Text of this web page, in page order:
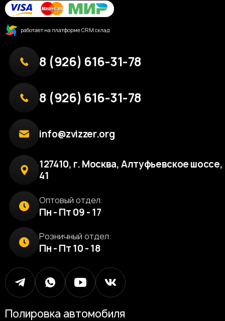
работает на платформе CRM склад
8 (926) 616-31-78
8 (926) 616-31-78
info@zvizzer.org
127410, г. Москва, Алтуфьевское шоссе,
41
Оптовый отдел:
Пн - Пт 09 - 17
Розничный отдел:
Пн - Пт 10 - 18
Полировка автомобиля